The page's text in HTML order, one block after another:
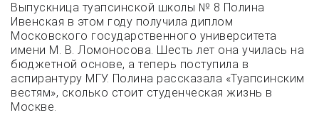
Выпускница туапсинской школы № 8 Полина
Ивенская в этом году получила диплом
Московского государственного университета
имени М. В. Ломоносова. Шесть лет она училась на
бюджетной основе, а теперь поступила в
аспирантуру МГУ. Полина рассказала «Туапсинским
вестям», сколько стоит студенческая жизнь в
Москве.